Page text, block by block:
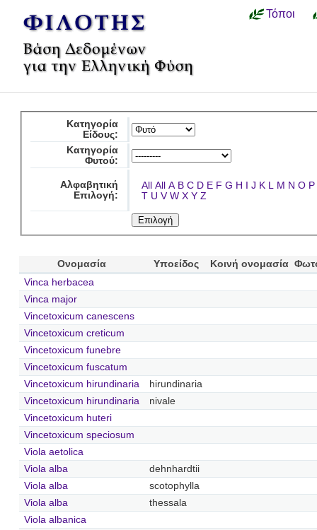
Τόποι
Κατηγορία
Είδους:
Κατηγορία
Φυτού:
Αλφαβητική
Επιλογή:
All All A B C D E F G H I J K L M N O P
T U V W X Y Z
Ονομασία Υποείδος Κοινή ονομασία
Vinca herbacea
Vinca major
Vincetoxicum canescens
Vincetoxicum creticum
Vincetoxicum funebre
Vincetoxicum fuscatum
Vincetoxicum hirundinaria
hirundinaria
Vincetoxicum hirundinaria
nivale
Vincetoxicum huteri
Vincetoxicum speciosum
Viola aetolica
Viola alba
dehnhardtii
Viola alba
scotophylla
Viola alba
thessala
Viola albanica